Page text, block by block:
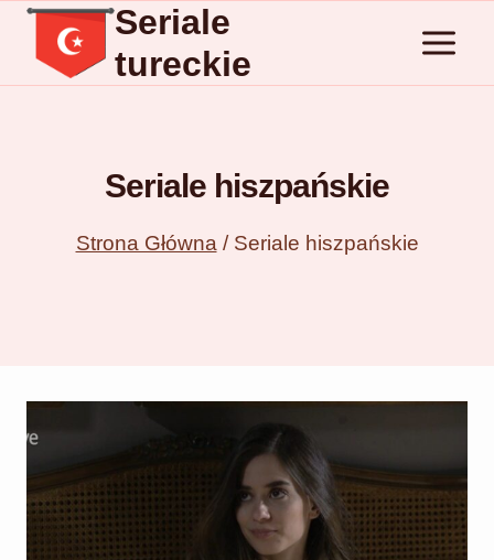
Przejdź
treści
Seriale
tureckie
Seriale hiszpańskie
Strona Główna / Seriale hiszpańskie